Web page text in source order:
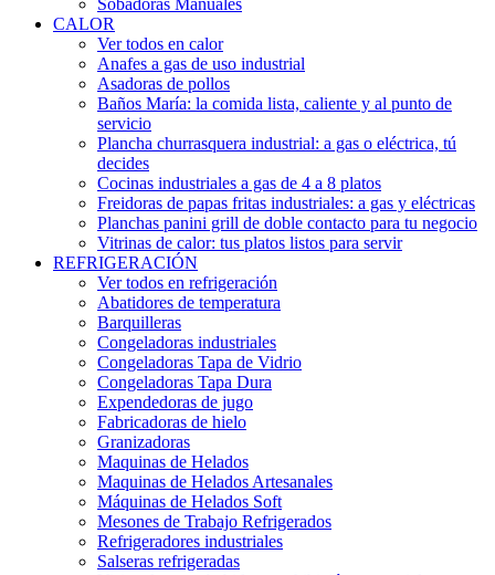
Sobadoras Manuales
CALOR
Ver todos en calor
Anafes a gas de uso industrial
Asadoras de pollos
Baños María: la comida lista, caliente y al punto de
servicio
Plancha churrasquera industrial: a gas o eléctrica, tú
decides
Cocinas industriales a gas de 4 a 8 platos
Freidoras de papas fritas industriales: a gas y eléctricas
Planchas panini grill de doble contacto para tu negocio
Vitrinas de calor: tus platos listos para servir
REFRIGERACIÓN
Ver todos en refrigeración
Abatidores de temperatura
Barquilleras
Congeladoras industriales
Congeladoras Tapa de Vidrio
Congeladoras Tapa Dura
Expendedoras de jugo
Fabricadoras de hielo
Granizadoras
Maquinas de Helados
Maquinas de Helados Artesanales
Máquinas de Helados Soft
Mesones de Trabajo Refrigerados
Refrigeradores industriales
Salseras refrigeradas